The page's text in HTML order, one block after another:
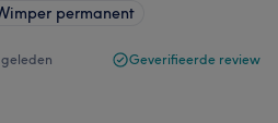
permanent
Geverifieerde review